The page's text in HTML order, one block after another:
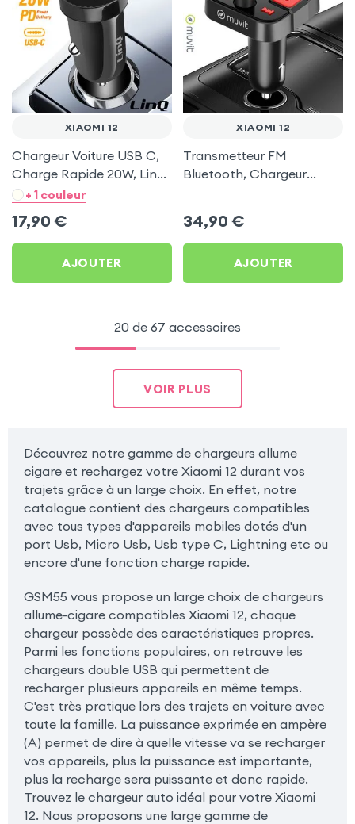
XIAOMI 12
Chargeur Voiture USB C,
Charge Rapide 20W, LinQ
- Noir pour Xiaomi 12
+ 1 couleur
17,90 €
AJOUTER
XIAOMI 12
Transmetteur FM
Bluetooth, Chargeur
34,90 €
AJOUTER
20 de 67 accessoires
VOIR PLUS
Découvrez notre gamme de chargeurs allume
cigare et rechargez votre Xiaomi 12 durant vos
trajets grâce à un large choix. En effet, notre
catalogue contient des chargeurs compatibles
avec tous types d'appareils mobiles dotés d'un
port Usb, Micro Usb, Usb type C, Lightning etc ou
encore d'une fonction charge rapide.
GSM55 vous propose un large choix de chargeurs
allume-cigare compatibles Xiaomi 12, chaque
chargeur possède des caractéristiques propres.
Parmi les fonctions populaires, on retrouve les
chargeurs double USB qui permettent de
recharger plusieurs appareils en même temps.
C'est très pratique lors des trajets en voiture avec
toute la famille. La puissance exprimée en ampère
(A) permet de dire à quelle vitesse va se recharger
vos appareils, plus la puissance est importante,
plus la recharge sera puissante et donc rapide.
Trouvez le chargeur auto idéal pour votre Xiaomi
12. Nous proposons une large gamme de